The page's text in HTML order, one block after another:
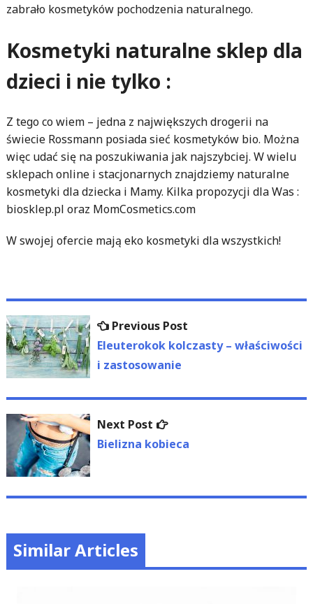
zabrało kosmetyków pochodzenia naturalnego.
Kosmetyki naturalne sklep dla
dzieci i nie tylko :
Z tego co wiem – jedna z największych drogerii na
świecie Rossmann posiada sieć kosmetyków bio. Można
więc udać się na poszukiwania jak najszybciej. W wielu
sklepach online i stacjonarnych znajdziemy naturalne
kosmetyki dla dziecka i Mamy. Kilka propozycji dla Was :
biosklep.pl oraz MomCosmetics.com
W swojej ofercie mają eko kosmetyki dla wszystkich!
Nawigacja
wpisu
Previous PostPrevious
post:
Eleuterokok kolczasty – właściwości
i zastosowanie
Next Post
Next
post:
Bielizna kobieca
Similar Articles